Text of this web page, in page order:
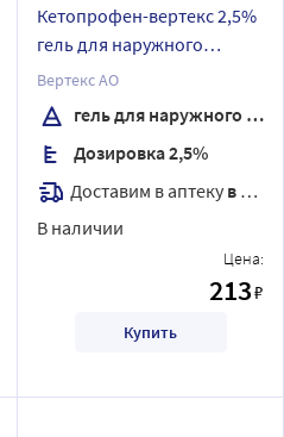
Кетопрофен-вертекс 2,5%
гель для наружного
применения 30 гр
Вертекс АО
гель для наружного применения
Дозировка 2,5%
Доставим в аптеку в течение 7 дней
В наличии
Цена:
213₽
Купить